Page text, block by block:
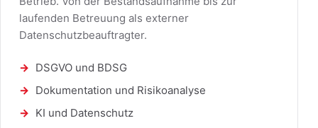
laufenden Betreuung als externer
Datenschutzbeauftragter.
DSGVO und BDSG
Dokumentation und Risikoanalyse
KI und Datenschutz